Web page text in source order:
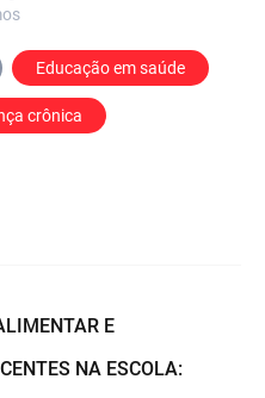
Educação em saúde
crônica
E
NA ESCOLA: